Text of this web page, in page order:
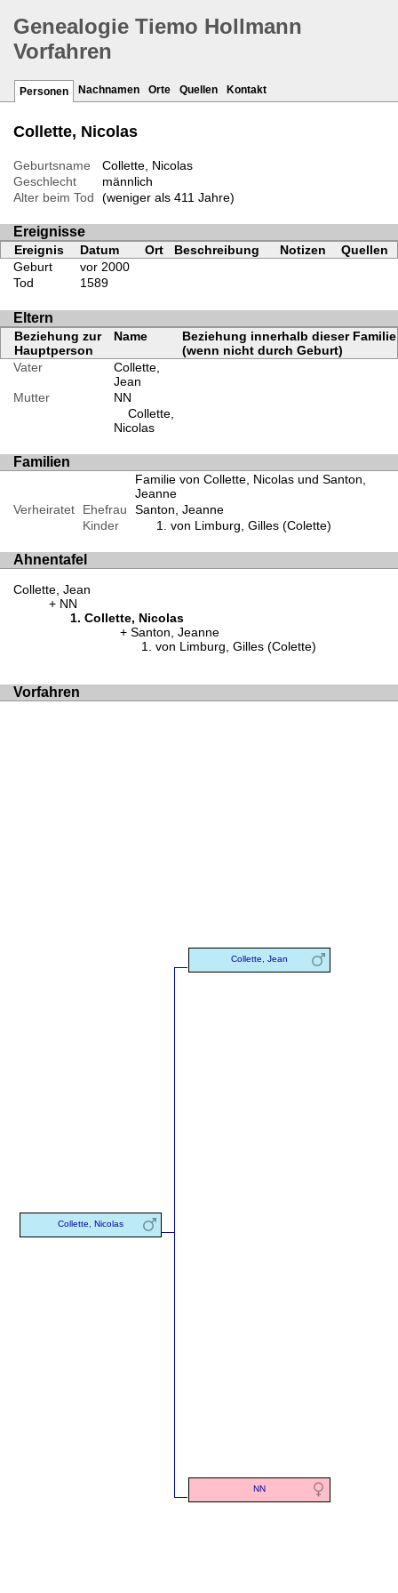
Genealogie Tiemo Hollmann
Vorfahren
Personen Nachnamen Orte Quellen Kontakt
Collette, Nicolas
Geburtsname
Collette, Nicolas
Geschlecht
männlich
Alter beim Tod
(weniger als 411 Jahre)
Ereignisse
Ereignis Datum Ort Beschreibung Notizen
Quellen
Geburt
vor 2000
Tod
1589
Eltern
Beziehung zur
Hauptperson
Name
Beziehung innerhalb dieser Familie
(wenn nicht durch Geburt)
Vater
Collette,
Jean
Mutter
NN
Collette,
Nicolas
Familien
Familie von Collette, Nicolas und Santon,
Jeanne
Verheiratet
Ehefrau
Santon, Jeanne
Kinder
von Limburg, Gilles (Colette)
Ahnentafel
Collette, Jean
NN
Collette, Nicolas
Santon, Jeanne
von Limburg, Gilles (Colette)
Vorfahren
Collette, Nicolas
Collette, Jean
NN